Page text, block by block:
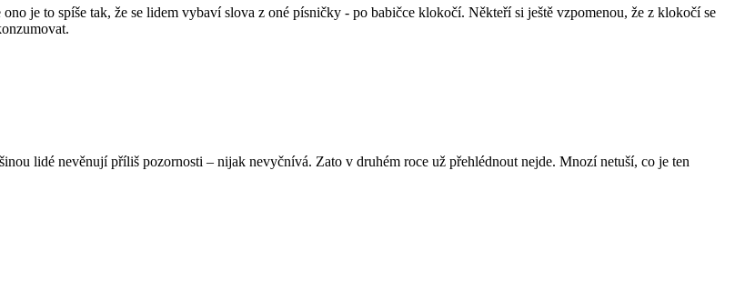
je to spíše tak, že se lidem vybaví slova z oné písničky - po babičce klokočí. Někteří si ještě vzpomenou, že z klokočí se
lidé nevěnují příliš pozornosti – nijak nevyčnívá. Zato v druhém roce už přehlédnout nejde. Mnozí netuší, co je ten